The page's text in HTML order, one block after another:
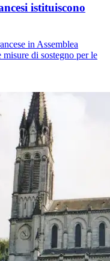
istituiscono
in Assemblea
di sostegno per le